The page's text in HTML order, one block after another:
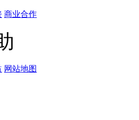
商业合作
网站地图